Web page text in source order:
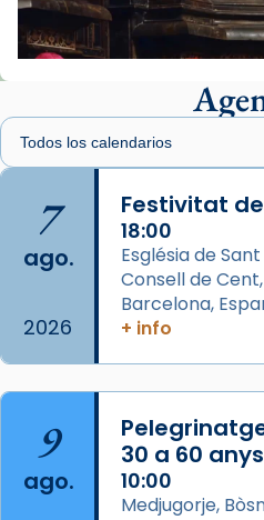
🔗tinyurl.com/cvu5jmbk
📸 J. Merino
de Barcelona.
2 weeks ago
Aquest dilluns, 27 de
missa d’acció de
comitè organitzador
L’arquebisbe de
Josep Omella, ha
concelebrat el bisbe
Mons. David Abadías.
7
ago.
2026
Festivitat
18:00
Església de
Consell de
Barcelona,
+ info
9
ago.
30 a 60
10:00
Medjugorje,